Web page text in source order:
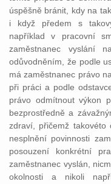
úspěšně bránit, kdy na
i když předem s
například v pracovní
zaměstnanec vyslání
odůvodněním, že podle
má zaměstnanec právo
při práci a podle
právo odmítnout výkon
bezprostředně a
zdraví, přičemž
nesplnění povinnosti
posouzení konkrétní
zaměstnanec vyslán,
okolnosti a nikoli